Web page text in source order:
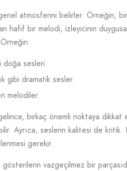
atmosferini belirler. Örneğin,
hafif bir melodi, izleyicinin
doğa sesleri.
gibi dramatik sesler.
melodiler.
birkaç önemli noktaya
Ayrıca, seslerin kalitesi de
gerekir.
vazgeçilmez bir